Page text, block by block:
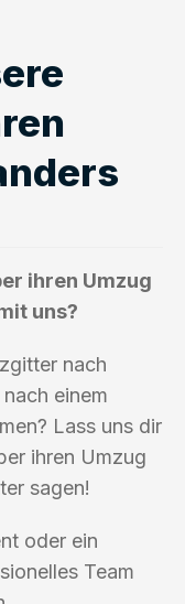
ihren Umzug
uns?
nach
einem
Lass uns dir
ihren Umzug
sagen!
oder ein
Team